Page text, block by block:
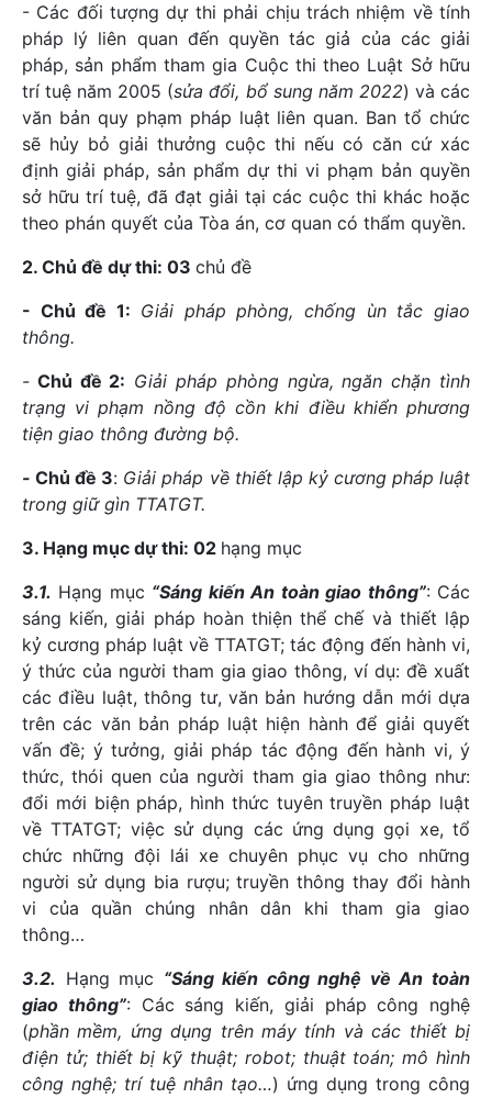
- Các đối tượng dự thi phải chịu trách nhiệm về tính
pháp lý liên quan đến quyền tác giả của các giải
pháp, sản phẩm tham gia Cuộc thi theo Luật Sở hữu
trí tuệ năm 2005 (sửa đổi, bổ sung năm 2022) và các
văn bản quy phạm pháp luật liên quan. Ban tổ chức
sẽ hủy bỏ giải thưởng cuộc thi nếu có căn cứ xác
định giải pháp, sản phẩm dự thi vi phạm bản quyền
sở hữu trí tuệ, đã đạt giải tại các cuộc thi khác hoặc
theo phán quyết của Tòa án, cơ quan có thẩm quyền.
2. Chủ đề dự thi: 03 chủ đề
- Chủ đề 1: Giải pháp phòng, chống ùn tắc giao
thông.
- Chủ đề 2: Giải pháp phòng ngừa, ngăn chặn tình
trạng vi phạm nồng độ cồn khi điều khiển phương
tiện giao thông đường bộ.
-Chủ đề 3: Giải pháp về thiết lập kỷ cương pháp luật
trong giữ gìn TTATGT.
3. Hạng mục dự thi: 02 hạng mục
3.1. Hạng mục “Sáng kiến An toàn giao thông”: Các
sáng kiến, giải pháp hoàn thiện thể chế và thiết lập
kỷ cương pháp luật về TTATGT; tác động đến hành vi,
ý thức của người tham gia giao thông, ví dụ: đề xuất
các điều luật, thông tư, văn bản hướng dẫn mới dựa
trên các văn bản pháp luật hiện hành để giải quyết
vấn đề; ý tưởng, giải pháp tác động đến hành vi, ý
thức, thói quen của người tham gia giao thông như:
đổi mới biện pháp, hình thức tuyên truyền pháp luật
về TTATGT; việc sử dụng các ứng dụng gọi xe, tổ
chức những đội lái xe chuyên phục vụ cho những
người sử dụng bia rượu; truyền thông thay đổi hành
vi của quần chúng nhân dân khi tham gia giao
thông…
3.2. Hạng mục “Sáng kiến công nghệ về An toàn
giao thông”: Các sáng kiến, giải pháp công nghệ
(phần mềm, ứng dụng trên máy tính và các thiết bị
điện tử; thiết bị kỹ thuật; robot; thuật toán; mô hình
công nghệ; trí tuệ nhân tạo…) ứng dụng trong công